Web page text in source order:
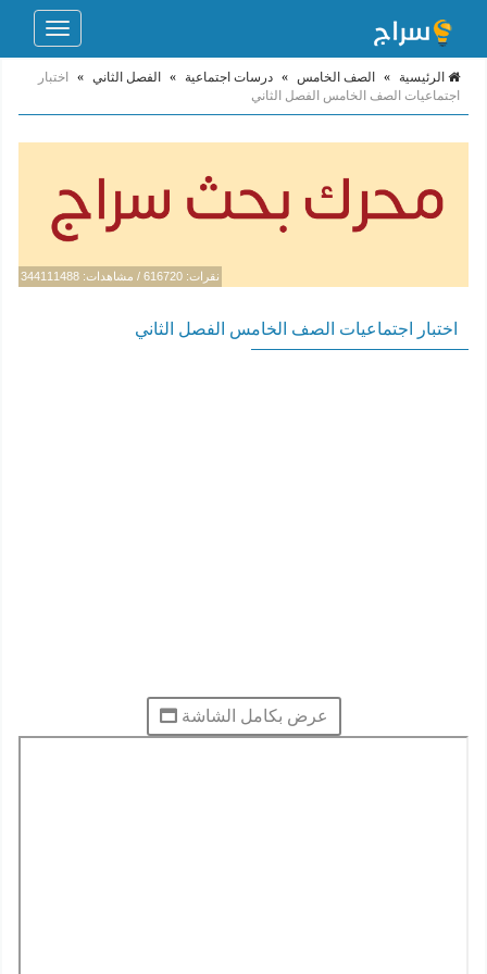
Toggle
الرئيسية » الصف الخامس » درسات اجتماعية » الفصل الثاني »
اختبار
اجتماعيات الصف الخامس الفصل الثاني
نقرات: 616720 / مشاهدات: 344111488
اختبار اجتماعيات الصف الخامس الفصل الثاني
عرض بكامل الشاشة